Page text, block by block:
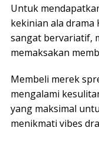
Untuk
kekinian ala drama
sangat bervariatif,
memaksakan
Membeli merek
mengalami
yang maksimal
menikmati vibes